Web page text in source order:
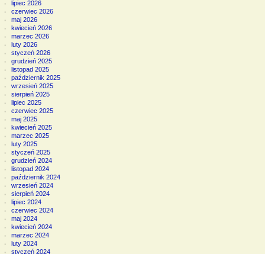
lipiec 2026
czerwiec 2026
maj 2026
kwiecień 2026
marzec 2026
luty 2026
styczeń 2026
grudzień 2025
listopad 2025
październik 2025
wrzesień 2025
sierpień 2025
lipiec 2025
czerwiec 2025
maj 2025
kwiecień 2025
marzec 2025
luty 2025
styczeń 2025
grudzień 2024
listopad 2024
październik 2024
wrzesień 2024
sierpień 2024
lipiec 2024
czerwiec 2024
maj 2024
kwiecień 2024
marzec 2024
luty 2024
styczeń 2024